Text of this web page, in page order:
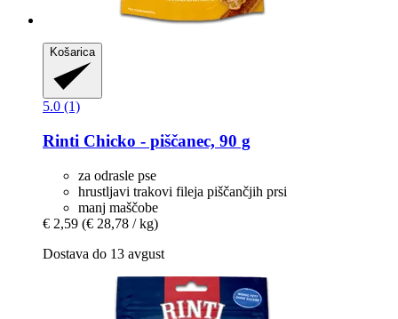
Košarica
5.0 (1)
Rinti Chicko -​ piščanec, 90 g
za odrasle pse
hrustljavi trakovi fileja piščančjih prsi
manj maščobe
€ 2,59 (€ 28,78 / kg)
Dostava do 13 avgust